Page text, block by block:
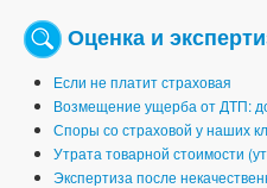
Оценка и
Если не платит страховая
Возмещение ущерба от ДТП:
Споры со страховой у наших
Утрата товарной стоимости
Экспертиза после